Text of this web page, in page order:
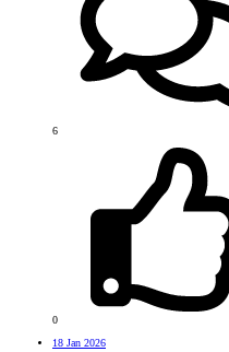
6
0
18 Jan 2026